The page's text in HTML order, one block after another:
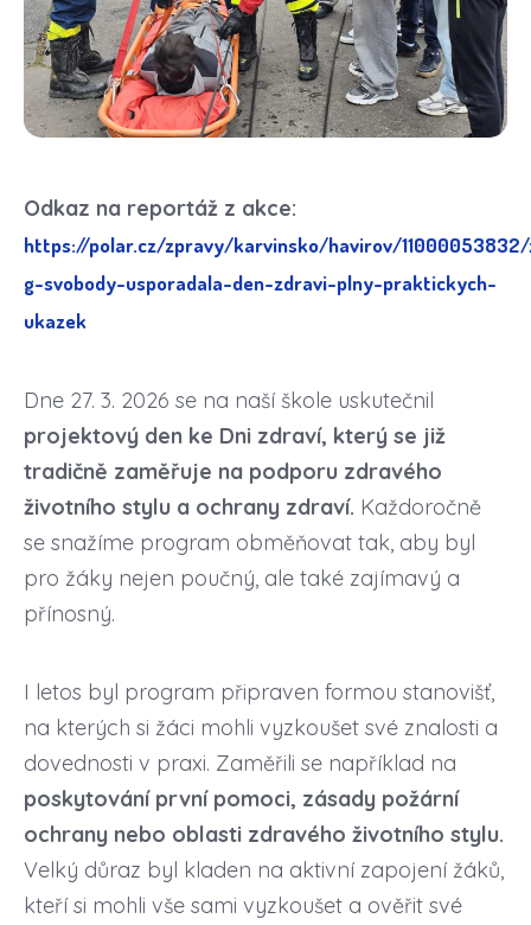
Odkaz na reportáž z akce:
https://polar.cz/zpravy/karvinsko/havirov/
g-svobody-usporadala-den-zdravi-plny-praktickych-
ukazek
Dne 27. 3. 2026 se na naší škole uskutečnil
projektový den ke Dni zdraví, který se již
tradičně zaměřuje na podporu zdravého
životního stylu a ochrany zdraví. Každoročně
se snažíme program obměňovat tak, aby byl
pro žáky nejen poučný, ale také zajímavý a
přínosný.
I letos byl program připraven formou stanovišť,
na kterých si žáci mohli vyzkoušet své znalosti a
dovednosti v praxi. Zaměřili se například na
poskytování první pomoci, zásady požární
ochrany nebo oblasti zdravého životního stylu.
Velký důraz byl kladen na aktivní zapojení žáků,
kteří si mohli vše sami vyzkoušet a ověřit své